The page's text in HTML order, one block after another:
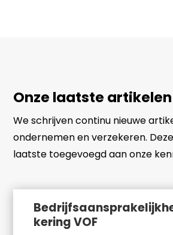
Onze laatste artikelen
We schrijven continu nieuwe
ondernemen en verzekeren.
laatste toegevoegd aan onze
kering VOF